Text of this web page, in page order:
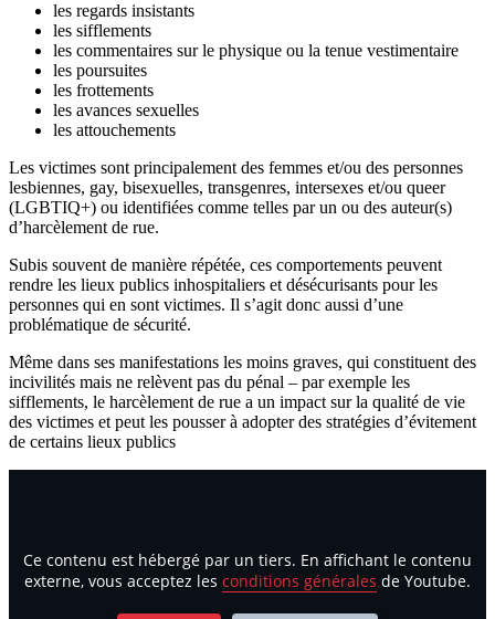
les regards insistants
les sifflements
les commentaires sur le physique ou la tenue vestimentaire
les poursuites
les frottements
les avances sexuelles
les attouchements
Les victimes sont principalement des femmes et/ou des personnes
lesbiennes, gay, bisexuelles, transgenres, intersexes et/ou queer
(LGBTIQ+) ou identifiées comme telles par un ou des auteur(s)
d’harcèlement de rue.
Subis souvent de manière répétée, ces comportements peuvent
rendre les lieux publics inhospitaliers et désécurisants pour les
personnes qui en sont victimes. Il s’agit donc aussi d’une
problématique de sécurité.
Même dans ses manifestations les moins graves, qui constituent des
incivilités mais ne relèvent pas du pénal – par exemple les
sifflements, le harcèlement de rue a un impact sur la qualité de vie
des victimes et peut les pousser à adopter des stratégies d’évitement
de certains lieux publics
Ce contenu est hébergé par un tiers. En affichant le contenu
externe, vous acceptez les conditions générales de Youtube.